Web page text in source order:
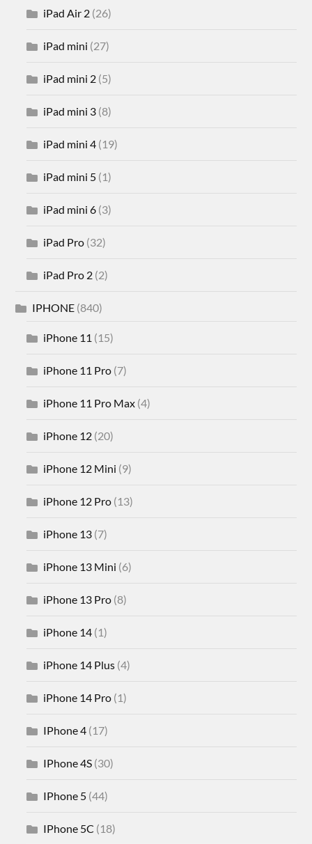
iPad Air 2 (26)
iPad mini (27)
iPad mini 2 (5)
iPad mini 3 (8)
iPad mini 4 (19)
iPad mini 5 (1)
iPad mini 6 (3)
iPad Pro (32)
iPad Pro 2 (2)
IPHONE (840)
iPhone 11 (15)
iPhone 11 Pro (7)
iPhone 11 Pro Max (4)
iPhone 12 (20)
iPhone 12 Mini (9)
iPhone 12 Pro (13)
iPhone 13 (7)
iPhone 13 Mini (6)
iPhone 13 Pro (8)
iPhone 14 (1)
iPhone 14 Plus (4)
iPhone 14 Pro (1)
IPhone 4 (17)
IPhone 4S (30)
IPhone 5 (44)
IPhone 5C (18)